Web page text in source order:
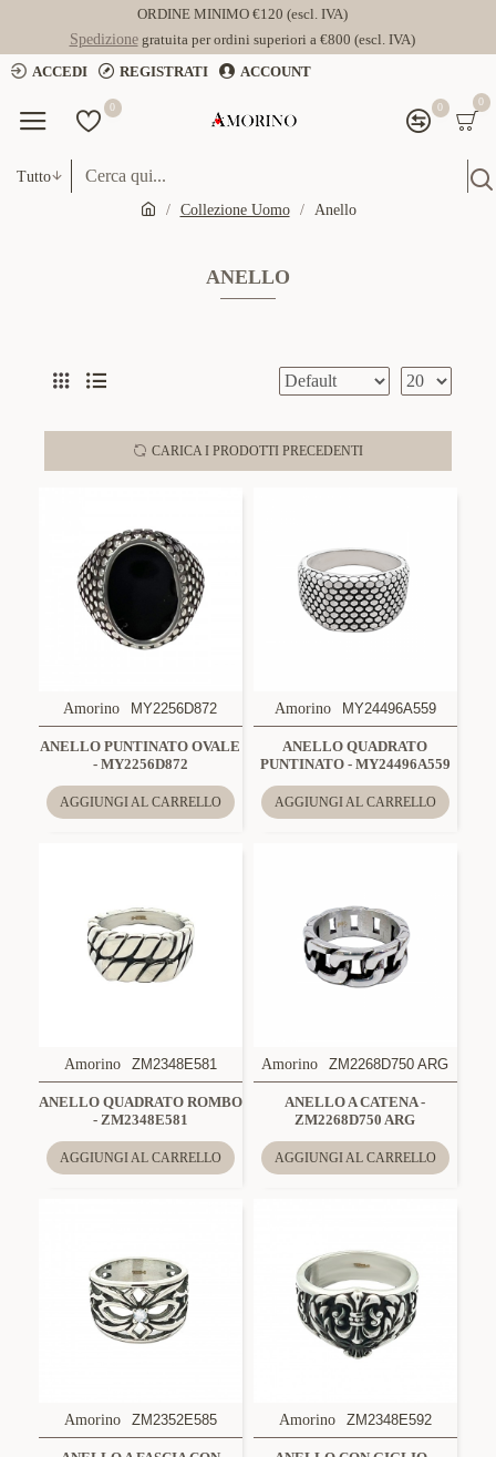
ORDINE MINIMO €120 (escl. IVA)
Spedizionegratuita per ordini superiori a €800 (escl. IVA)
ACCEDI
REGISTRATI ACCOUNT
0 0 0
Tutto
Collezione Uomo Anello
ANELLO
CARICA I PRODOTTI PRECEDENTI
Amorino MY2256D872
ANELLO PUNTINATO OVALE
- MY2256D872
AGGIUNGI AL CARRELLO
Amorino MY24496A559
ANELLO QUADRATO
PUNTINATO - MY24496A559
AGGIUNGI AL CARRELLO
Amorino ZM2348E581
ANELLO QUADRATO ROMBO
- ZM2348E581
AGGIUNGI AL CARRELLO
Amorino ZM2268D750 ARG
ANELLO A CATENA -
ZM2268D750 ARG
AGGIUNGI AL CARRELLO
Amorino ZM2352E585 Amorino ZM2348E592